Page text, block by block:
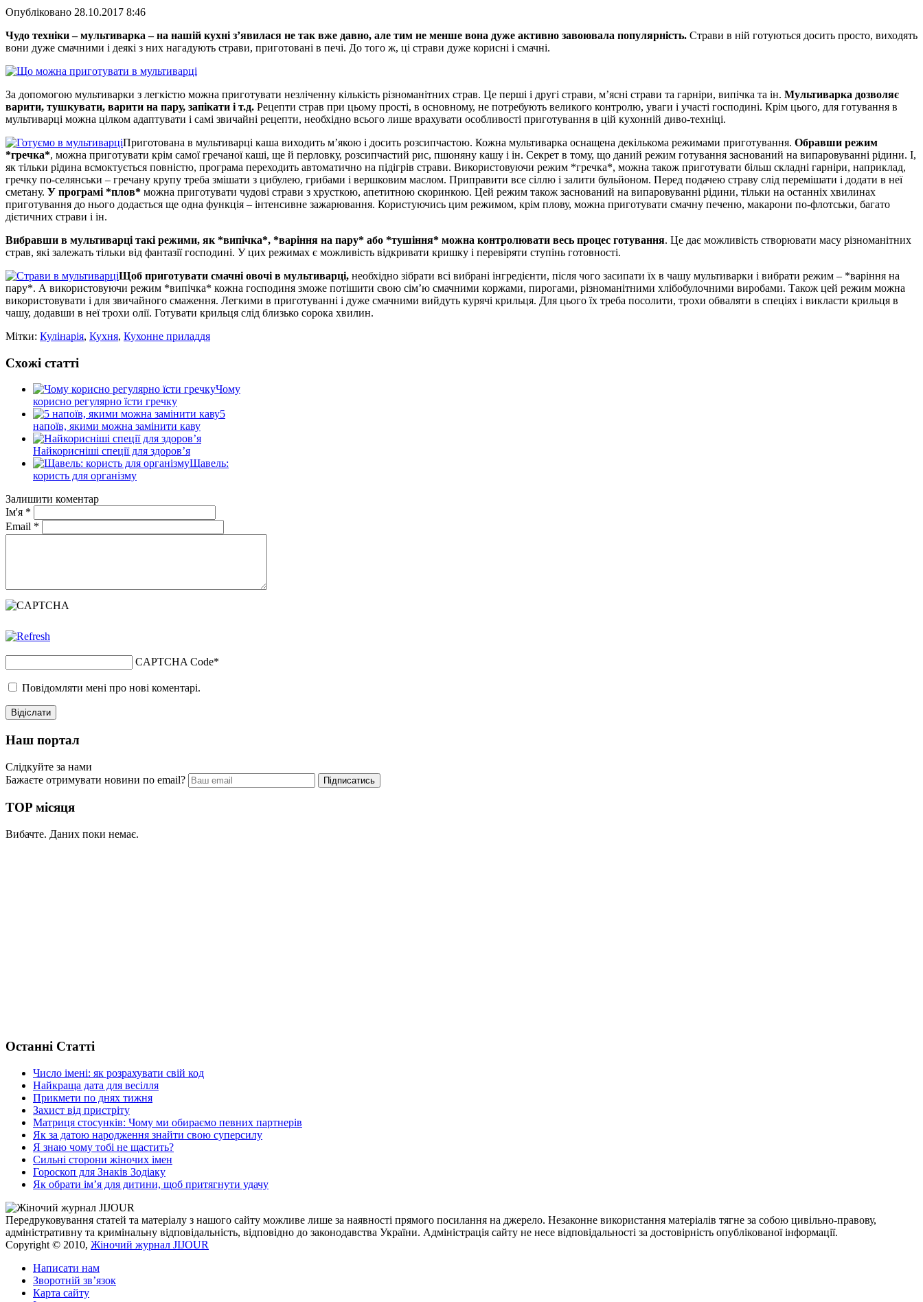
Опубліковано 28.10.2017 8:46
Чудо техніки – мультиварка – на нашій кухні з’явилася не так вже давно, але тим не менше вона дуже активно завоювала популярність. Страви в ній готуються досить просто, виходять
вони дуже смачними і деякі з них нагадують страви, приготовані в печі. До того ж, ці страви дуже корисні і смачні.
За допомогою мультиварки з легкістю можна приготувати незліченну кількість різноманітних страв. Це перші і другі страви, м’ясні страви та гарніри, випічка та ін. Мультиварка дозволяє
варити, тушкувати, варити на пару, запікати і т.д. Рецепти страв при цьому прості, в основному, не потребують великого контролю, уваги і участі господині. Крім цього, для готування в
мультиварці можна цілком адаптувати і самі звичайні рецепти, необхідно всього лише врахувати особливості приготування в цій кухонній диво-техніці.
Приготована в мультиварці каша виходить м’якою і досить розсипчастою. Кожна мультиварка оснащена декількома режимами приготування. Обравши режим
*гречка*, можна приготувати крім самої гречаної каші, ще й перловку, розсипчастий рис, пшоняну кашу і ін. Секрет в тому, що даний режим готування заснований на випаровуванні рідини. І,
як тільки рідина всмоктується повністю, програма переходить автоматично на підігрів страви. Використовуючи режим *гречка*, можна також приготувати більш складні гарніри, наприклад,
гречку по-селянськи – гречану крупу треба змішати з цибулею, грибами і вершковим маслом. Приправити все сіллю і залити бульйоном. Перед подачею страву слід перемішати і додати в неї
сметану. У програмі *плов* можна приготувати чудові страви з хрусткою, апетитною скоринкою. Цей режим також заснований на випаровуванні рідини, тільки на останніх хвилинах
приготування до нього додається ще одна функція – інтенсивне зажарювання. Користуючись цим режимом, крім плову, можна приготувати смачну печеню, макарони по-флотськи, багато
дієтичних страви і ін.
Вибравши в мультиварці такі режими, як *випічка*, *варіння на пару* або *тушіння* можна контролювати весь процес готування. Це дає можливість створювати масу різноманітних
страв, які залежать тільки від фантазії господині. У цих режимах є можливість відкривати кришку і перевіряти ступінь готовності.
Щоб приготувати смачні овочі в мультиварці, необхідно зібрати всі вибрані інгредієнти, після чого засипати їх в чашу мультиварки і вибрати режим – *варіння на
пару*. А використовуючи режим *випічка* кожна господиня зможе потішити свою сім’ю смачними коржами, пирогами, різноманітними хлібобулочними виробами. Також цей режим можна
використовувати і для звичайного смаження. Легкими в приготуванні і дуже смачними вийдуть курячі крильця. Для цього їх треба посолити, трохи обваляти в спеціях і викласти крильця в
чашу, додавши в неї трохи олії. Готувати крильця слід близько сорока хвилин.
Мітки: Кулінарія, Кухня, Кухонне приладдя
Схожі статті
Чому
корисно регулярно їсти гречку
5
напоїв, якими можна замінити каву
Найкорисніші спеції для здоров’я
Щавель:
користь для організму
Залишити коментар
Ім'я *
Email *
CAPTCHA Code*
Повідомляти мені про нові коментарі.
Наш портал
Слідкуйте за нами
Бажаєте отримувати новини по email?
TOP місяця
Вибачте. Даних поки немає.
Останні Статті
Число імені: як розрахувати свій код
Найкраща дата для весілля
Прикмети по днях тижня
Захист від пристріту
Матриця стосунків: Чому ми обираємо певних партнерів
Як за датою народження знайти свою суперсилу
Я знаю чому тобі не щастить?
Сильні сторони жіночих імен
Гороскоп для Знаків Зодіаку
Як обрати ім’я для дитини, щоб притягнути удачу
Передруковування статей та матеріалу з нашого сайту можливе лише за наявності прямого посилання на джерело. Незаконне використання матеріалів тягне за собою цивільно-правову,
адміністративну та кримінальну відповідальність, відповідно до законодавства України. Адміністрація сайту не несе відповідальності за достовірність опублікованої інформації.
Copyright © 2010, Жіночий журнал JIJOUR
Написати нам
Зворотній зв’язок
Карта сайту